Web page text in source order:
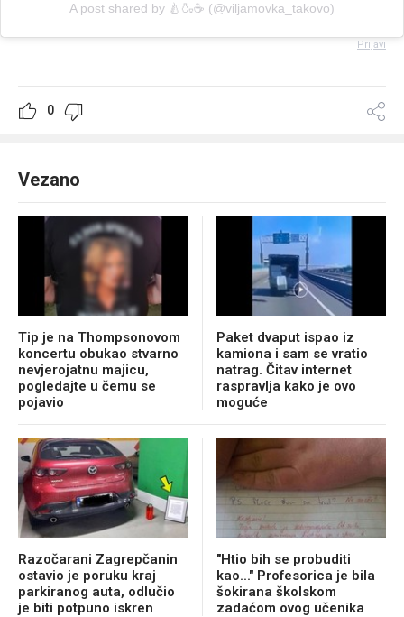
A post shared by 🍐🍶☕ (@viljamovka_takovo)
Prijavi
0
Vezano
Tip je na Thompsonovom
koncertu obukao stvarno
nevjerojatnu majicu,
pogledajte u čemu se
pojavio
Paket dvaput ispao iz
kamiona i sam se vratio
natrag. Čitav internet
raspravlja kako je ovo
moguće
Razočarani Zagrepčanin
ostavio je poruku kraj
parkiranog auta, odlučio
je biti potpuno iskren
"Htio bih se probuditi
kao..." Profesorica je bila
šokirana školskom
zadaćom ovog učenika